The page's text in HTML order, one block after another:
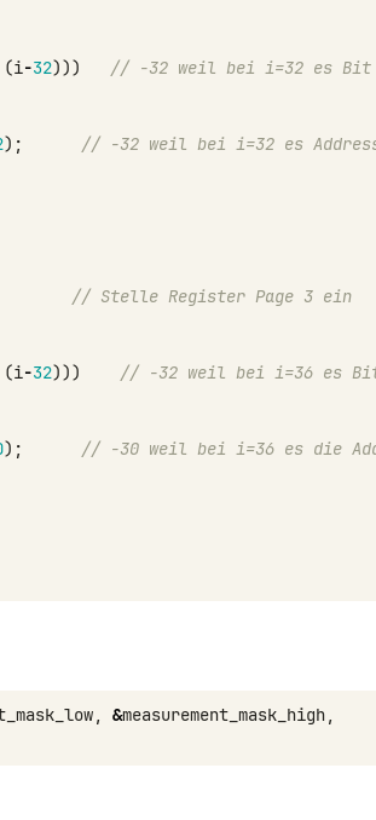
(i-32)))
// -32 weil bei i=32 es
);
// -32 weil bei i=32 es
// Stelle Register Page 3 ein
(i-32)))
// -32 weil bei i=36 es
);
// -30 weil bei i=36 es die
, &measurement_mask_high,